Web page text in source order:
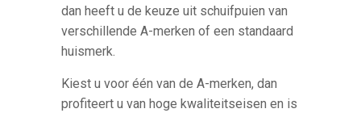
dan heeft u de keuze uit schuifpuien van
verschillende A-merken of een standaard
huismerk.
Kiest u voor één van de A-merken, dan
profiteert u van hoge kwaliteitseisen en is